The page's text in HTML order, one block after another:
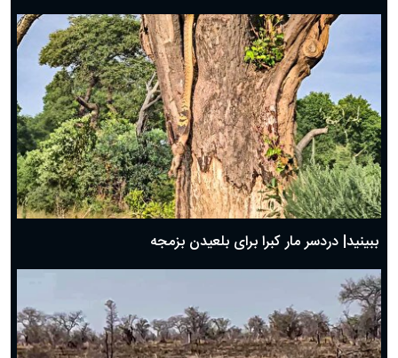
ببینید| دردسر مار کبرا برای بلعیدن بزمجه